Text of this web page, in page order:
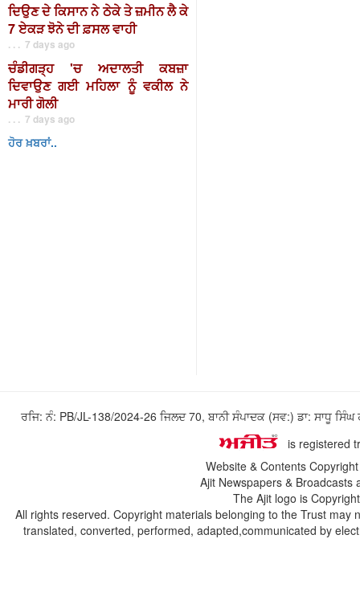
ਦਿਉਣ ਦੇ ਕਿਸਾਨ ਨੇ ਠੇਕੇ ਤੇ ਜ਼ਮੀਨ ਲੈ ਕੇ
7 ਏਕੜ ਝੋਨੇ ਦੀ ਫ਼ਸਲ ਵਾਹੀ
. . . 7 days ago
ਚੰਡੀਗੜ੍ਹ 'ਚ ਅਦਾਲਤੀ ਕਬਜ਼ਾ
ਦਿਵਾਉਣ ਗਈ ਮਹਿਲਾ ਨੂੰ ਵਕੀਲ ਨੇ
ਮਾਰੀ ਗੋਲੀ
. . . 7 days ago
ਹੋਰ ਖ਼ਬਰਾਂ..
ਰਜਿ: ਨੰ: PB/JL-138/2024-26 ਜਿਲਦ 70, ਬਾਨੀ ਸੰਪਾਦਕ (ਸਵ:) ਡਾ: ਸਾਧੂ
is registered
Website & Contents
Ajit Newspapers &
The Ajit logo is
All rights reserved. Copyright materials belonging to the Trust
translated, converted, performed, adapted,communicated by